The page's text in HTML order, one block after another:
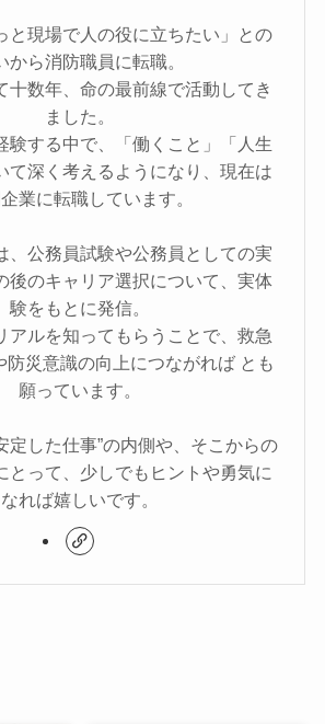
と現場で人の役に立ちたい」との
から消防職員に転職。
十数年、命の最前線で活動してき
ました。
験する中で、「働くこと」「人生
て深く考えるようになり、現在は
業に転職しています。
、公務員試験や公務員としての実
後のキャリア選択について、実体
験をもとに発信。
アルを知ってもらうことで、救急
防災意識の向上につながれば とも
願っています。
定した仕事”の内側や、そこからの
とって、少しでもヒントや勇気に
なれば嬉しいです。